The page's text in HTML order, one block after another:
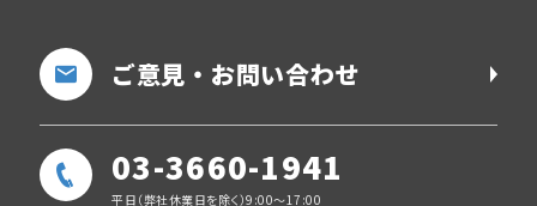
ご意見・お問い合わせ
03-3660-1941
平日（弊社休業日を除く）9:00～17:00